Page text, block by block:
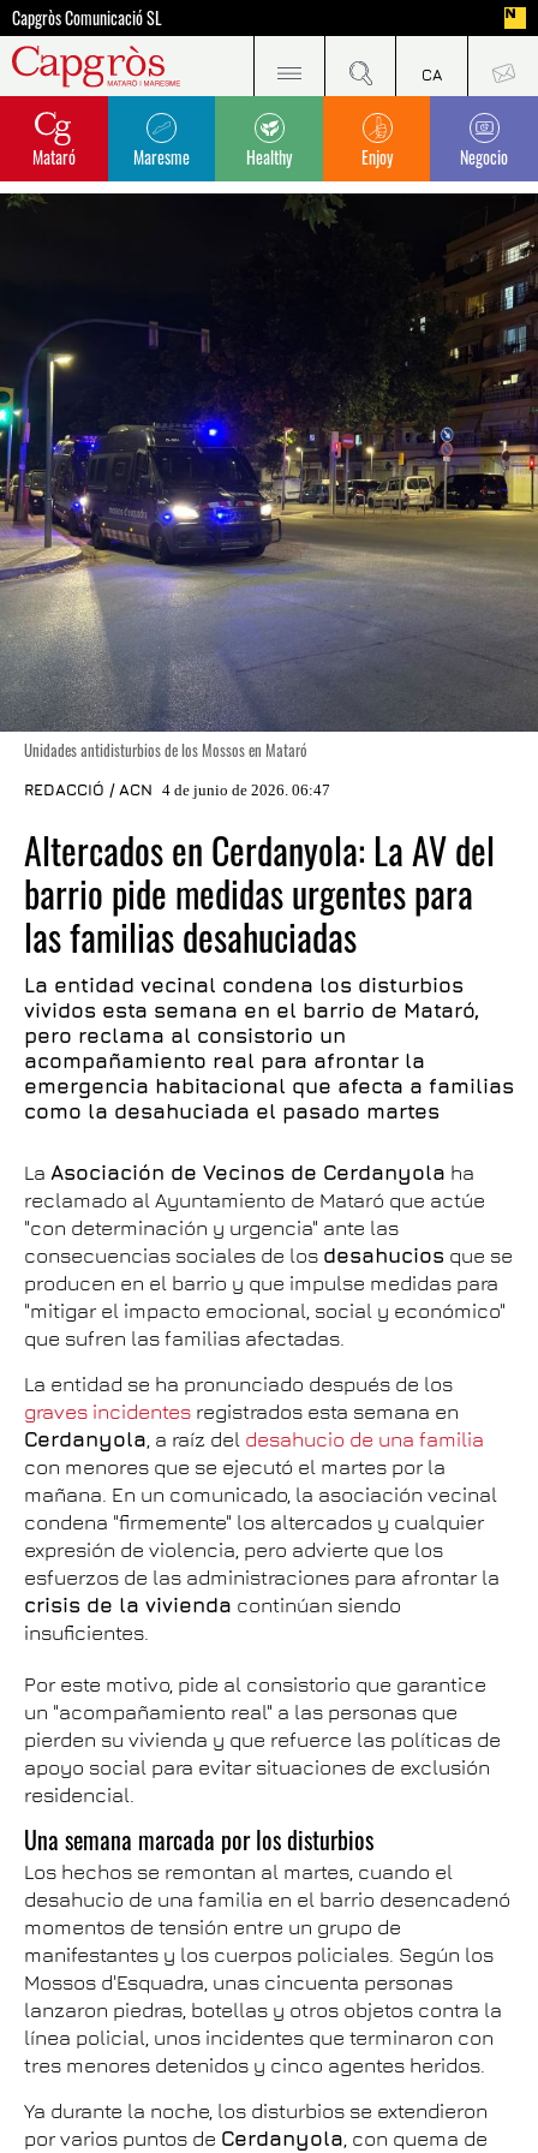
Capgròs Comunicació SL
Mataró Maresme Healthy Enjoy Negocio
Unidades antidisturbios de los Mossos en Mataró
REDACCIÓ / ACN 4 de junio de 2026. 06:47
Altercados en Cerdanyola: La AV del
barrio pide medidas urgentes para
las familias desahuciadas
La entidad vecinal condena los disturbios
vividos esta semana en el barrio de Mataró,
pero reclama al consistorio un
acompañamiento real para afrontar la
emergencia habitacional que afecta a familias
como la desahuciada el pasado martes
La Asociación de Vecinos de Cerdanyola ha
reclamado al Ayuntamiento de Mataró que actúe
"con determinación y urgencia" ante las
consecuencias sociales de los desahucios que se
producen en el barrio y que impulse medidas para
"mitigar el impacto emocional, social y económico"
que sufren las familias afectadas.
La entidad se ha pronunciado después de los
graves incidentes registrados esta semana en
Cerdanyola, a raíz del desahucio de una familia
con menores que se ejecutó el martes por la
mañana. En un comunicado, la asociación vecinal
condena "firmemente" los altercados y cualquier
expresión de violencia, pero advierte que los
esfuerzos de las administraciones para afrontar la
crisis de la vivienda continúan siendo
insuficientes.
Por este motivo, pide al consistorio que garantice
un "acompañamiento real" a las personas que
pierden su vivienda y que refuerce las políticas de
apoyo social para evitar situaciones de exclusión
residencial.
Una semana marcada por los disturbios
Los hechos se remontan al martes, cuando el
desahucio de una familia en el barrio desencadenó
momentos de tensión entre un grupo de
manifestantes y los cuerpos policiales. Según los
Mossos d'Esquadra, unas cincuenta personas
lanzaron piedras, botellas y otros objetos contra la
línea policial, unos incidentes que terminaron con
tres menores detenidos y cinco agentes heridos.
Ya durante la noche, los disturbios se extendieron
por varios puntos de Cerdanyola, con quema de